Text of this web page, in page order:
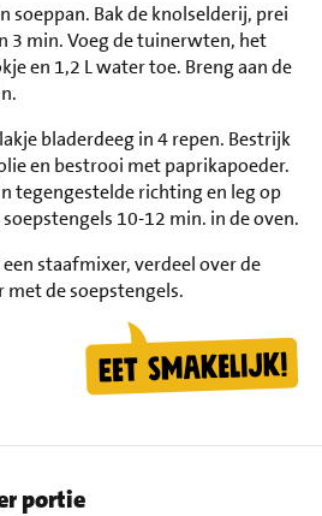
soeppan. Bak de knolselderij, prei
3 min. Voeg de tuinerwten, het
en 1,2 L water toe. Breng aan de
bladerdeeg in 4 repen. Bestrijk
en bestrooi met paprikapoeder.
tegengestelde richting en leg op
10-12 min. in de oven.
staafmixer, verdeel over de
met de soepstengels.
portie